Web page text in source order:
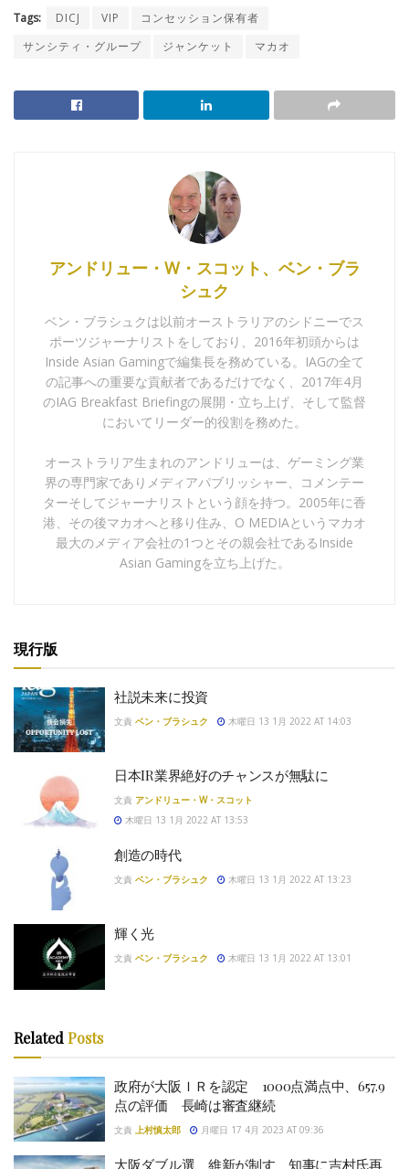
Tags: DICJ VIP
コンセッション保有者
サンシティ・グループ
ジャンケット マカオ
アンドリュー・W・スコット、ベン・ブラ
シュク
ベン・ブラシュクは以前オーストラリアのシドニーでス
ポーツジャーナリストをしており、2016年初頭からは
Inside Asian Gamingで編集長を務めている。IAGの全て
の記事への重要な貢献者であるだけでなく、2017年4月
のIAG Breakfast Briefingの展開・立ち上げ、そして監督
においてリーダー的役割を務めた。
オーストラリア生まれのアンドリューは、ゲーミング業
界の専門家でありメディアパブリッシャー、コメンテー
ターそしてジャーナリストという顔を持つ。2005年に香
港、その後マカオへと移り住み、O MEDIAというマカオ
最大のメディア会社の1つとその親会社であるInside
Asian Gamingを立ち上げた。
現行版
社説未来に投資
文責 ベン・ブラシュク 木曜日 13 1月 2022 AT 14:03
日本IR業界絶好のチャンスが無駄に
文責 アンドリュー・W・スコット
木曜日 13 1月 2022 AT 13:53
創造の時代
文責 ベン・ブラシュク 木曜日 13 1月 2022 AT 13:23
輝く光
文責 ベン・ブラシュク 木曜日 13 1月 2022 AT 13:01
Related Posts
政府が大阪ＩＲを認定 1000点満点中、657.9
点の評価 長崎は審査継続
文責 上村慎太郎 月曜日 17 4月 2023 AT 09:36
大阪ダブル選、維新が制す 知事に吉村氏再